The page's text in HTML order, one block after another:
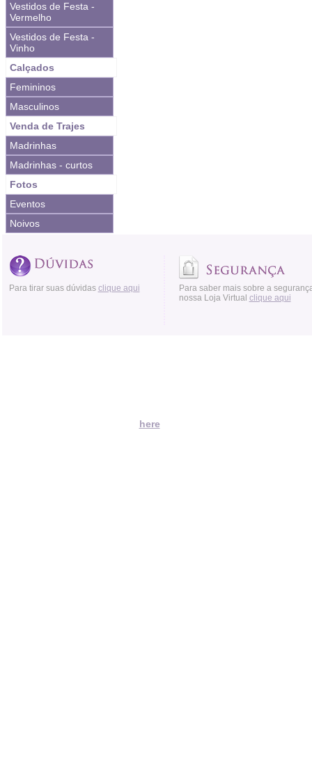
Vestidos de Festa -
Vermelho
Vestidos de Festa -
Vinho
Calçados
Femininos
Masculinos
Venda de Trajes
Madrinhas
Madrinhas - curtos
Fotos
Eventos
Noivos
Para tirar suas dúvidas clique aqui
Para saber mais sobre a
nossa Loja Virtual clique aqui
here